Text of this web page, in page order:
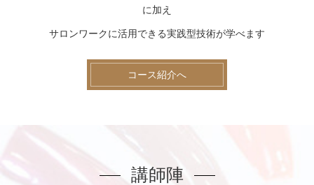
に加え
サロンワークに活用できる実践型技術が学べます
コース紹介へ
講師陣